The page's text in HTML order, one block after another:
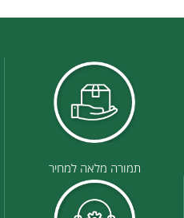
תמורה מלאה למחיר